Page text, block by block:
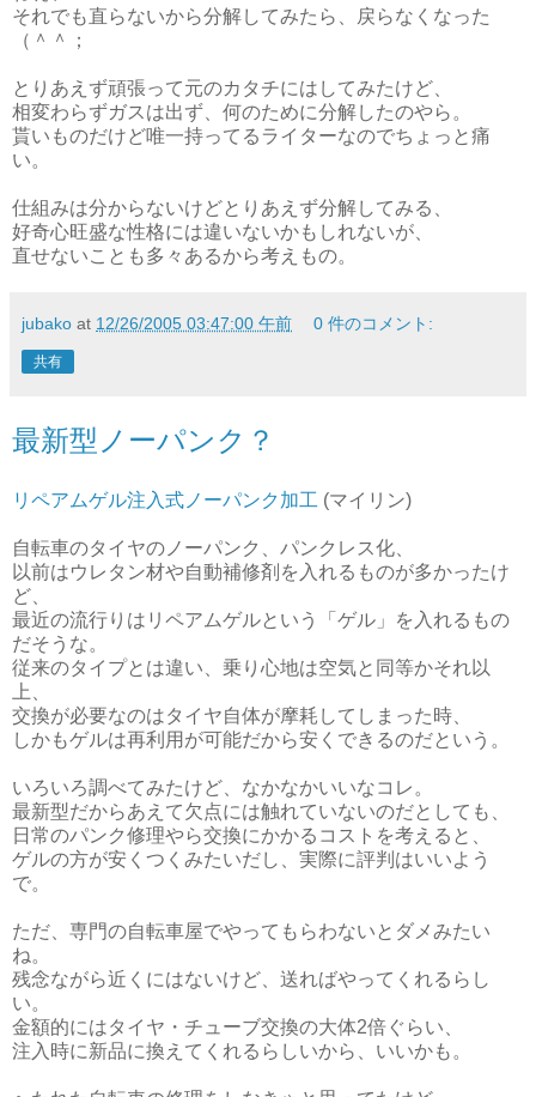
それでも直らないから分解してみたら、戻らなくなった
（＾＾；
とりあえず頑張って元のカタチにはしてみたけど、
相変わらずガスは出ず、何のために分解したのやら。
貰いものだけど唯一持ってるライターなのでちょっと痛
い。
仕組みは分からないけどとりあえず分解してみる、
好奇心旺盛な性格には違いないかもしれないが、
直せないことも多々あるから考えもの。
jubako at 12/26/2005 03:47:00 午前 0 件のコメント:
共有
最新型ノーパンク？
リペアムゲル注入式ノーパンク加工 (マイリン)
自転車のタイヤのノーパンク、パンクレス化、
以前はウレタン材や自動補修剤を入れるものが多かったけ
ど、
最近の流行りはリペアムゲルという「ゲル」を入れるもの
だそうな。
従来のタイプとは違い、乗り心地は空気と同等かそれ以
上、
交換が必要なのはタイヤ自体が摩耗してしまった時、
しかもゲルは再利用が可能だから安くできるのだという。
いろいろ調べてみたけど、なかなかいいなコレ。
最新型だからあえて欠点には触れていないのだとしても、
日常のパンク修理やら交換にかかるコストを考えると、
ゲルの方が安くつくみたいだし、実際に評判はいいよう
で。
ただ、専門の自転車屋でやってもらわないとダメみたい
ね。
残念ながら近くにはないけど、送ればやってくれるらし
い。
金額的にはタイヤ・チューブ交換の大体2倍ぐらい、
注入時に新品に換えてくれるらしいから、いいかも。